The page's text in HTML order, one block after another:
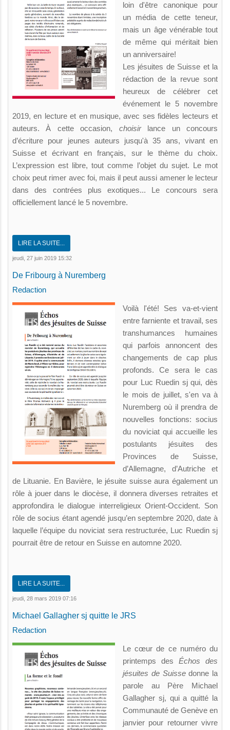
loin d'être canonique pour
un média de cette teneur,
mais un âge vénérable tout
de même qui méritait bien
un anniversaire!
Les jésuites de Suisse et la
rédaction de la revue sont
heureux de célébrer cet
événement le 5 novembre
2019, en lecture et en musique, avec ses fidèles lecteurs et
auteurs. À cette occasion, choisirlance un concours
d’écriture pour jeunes auteurs jusqu'à 35 ans, vivant en
Suisse et écrivant en français, sur le thème du choix.
L’expression est libre, tout comme l’objet du sujet. Le mot
choix peut rimer avec foi, mais il peut aussi amener le lecteur
dans des contrées plus exotiques... Le concours sera
officiellement lancé le 5 novembre.
LIRE LA SUITE...
jeudi, 27 juin 2019 15:32
De Fribourg à Nuremberg
Redaction
Voilà l'été! Ses va-et-vient
entre farniente et travail, ses
transhumances humaines
qui parfois annoncent des
changements de cap plus
profonds. Ce sera le cas
pour Luc Ruedin sj qui, dès
le mois de juillet, s'en va à
Nuremberg où il prendra de
nouvelles fonctions: socius
du noviciat qui accueille les
postulants jésuites des
Provinces de Suisse,
d’Allemagne, d’Autriche et
de Lituanie. En Bavière, le jésuite suisse aura également un
rôle à jouer dans le diocèse, il donnera diverses retraites et
approfondira le dialogue interreligieux Orient-Occident. Son
rôle de socius étant agendé jusqu’en septembre 2020, date à
laquelle l’équipe du noviciat sera restructurée, Luc Ruedin sj
pourrait être de retour en Suisse en automne 2020.
LIRE LA SUITE...
jeudi, 28 mars 2019 07:16
Michael Gallagher sj quitte le JRS
Redaction
Le cœur de ce numéro du
printemps des Échos des
jésuites de Suissedonne la
parole au Père Michael
Gallagher sj, qui a quitté la
Communauté de Genève en
janvier pour retourner vivre